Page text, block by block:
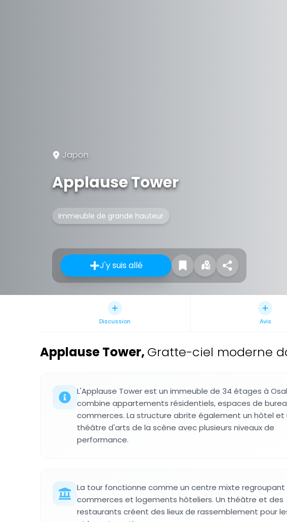
Japon
Applause Tower
Immeuble de grande hauteur
J'y suis allé
Discussion Avis
Applause Tower, Gratte-ciel moderne
L'Applause Tower est un immeuble de 34 étages à
combine appartements résidentiels, espaces de
commerces. La structure abrite également un hôtel et
théâtre d'arts de la scène avec plusieurs niveaux de
performance.
La tour fonctionne comme un centre mixte regroupant
commerces et logements hôteliers. Un théâtre et des
restaurants créent des lieux de rassemblement pour